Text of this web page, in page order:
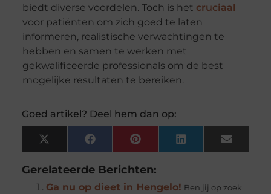
biedt diverse voordelen. Toch is het cruciaal
voor patiënten om zich goed te laten
informeren, realistische verwachtingen te
hebben en samen te werken met
gekwalificeerde professionals om de best
mogelijke resultaten te bereiken.
Goed artikel? Deel hem dan op:
X
(Twitter)
FacebookPinterest LinkedIn Email
Gerelateerde Berichten:
Ga nu op dieet in Hengelo! Ben jij op zoek